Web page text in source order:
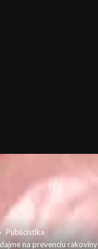
Publicistika
na prevenciu rakoviny